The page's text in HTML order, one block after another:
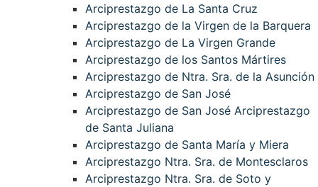
Arciprestazgo de La Santa Cruz
Arciprestazgo de la Virgen de la Barquera
Arciprestazgo de La Virgen Grande
Arciprestazgo de los Santos Mártires
Arciprestazgo de Ntra. Sra. de la Asunción
Arciprestazgo de San José
Arciprestazgo de San José Arciprestazgo
de Santa Juliana
Arciprestazgo de Santa María y Miera
Arciprestazgo Ntra. Sra. de Montesclaros
Arciprestazgo Ntra. Sra. de Soto y